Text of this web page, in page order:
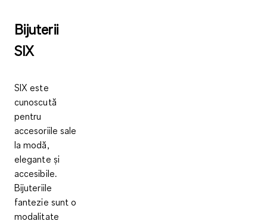
Bijuterii
SIX
SIX este
cunoscută
pentru
accesoriile sale
la modă,
elegante și
accesibile.
Bijuteriile
fantezie sunt o
modalitate